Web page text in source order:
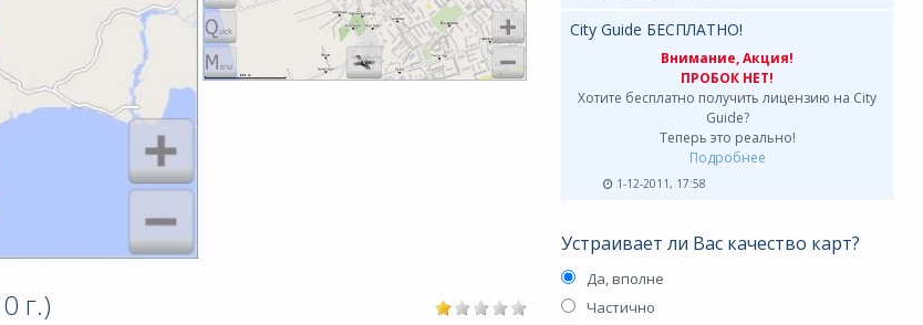
г.)
City Guide БЕСПЛАТНО!
Внимание, Акция!
ПРОБОК НЕТ!
Хотите бесплатно получить лицензию на City
Guide?
Теперь это реально!
Подробнее
1-12-2011, 17:58
Устраивает ли Вас качество карт?
Да, вполне
Частично